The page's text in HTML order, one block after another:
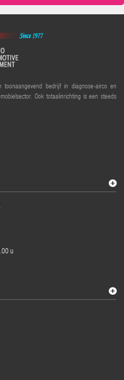
toonaangevend bedrijf in diagnose-airco en
Ook totaalinrichting is een steeds
u